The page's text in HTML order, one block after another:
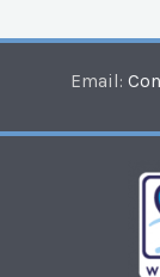
Email: